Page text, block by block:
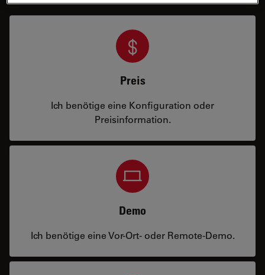
Preis
Ich benötige eine Konfiguration oder
Preisinformation.
Demo
Ich benötige eine Vor-Ort- oder Remote-Demo.